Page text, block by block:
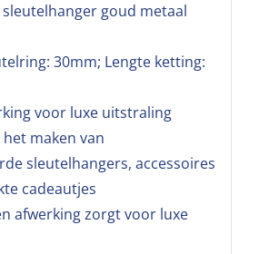
goud metaal
30mm; Lengte ketting:
voor luxe uitstraling
maken van
sleutelhangers, accessoires
cadeautjes
afwerking zorgt voor luxe